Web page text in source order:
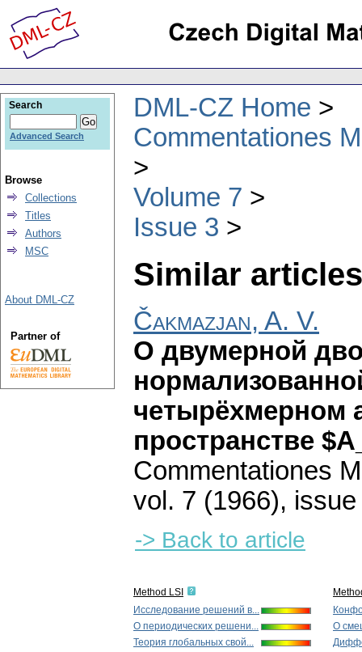
DML-CZ Home
Commentationes
Volume 7
Issue 3
Similar
Čakmazjan, A. V.
О двумерной
пространстве
Commentationes
vol. 7 (1966), issue
-> Back to article
Method LSI
Исследование решений в...
O периодических решени...
Теория глобальных свой...
О
Search
Advanced Search
Browse
Collections
Titles
Authors
MSC
About DML-CZ
Partner of